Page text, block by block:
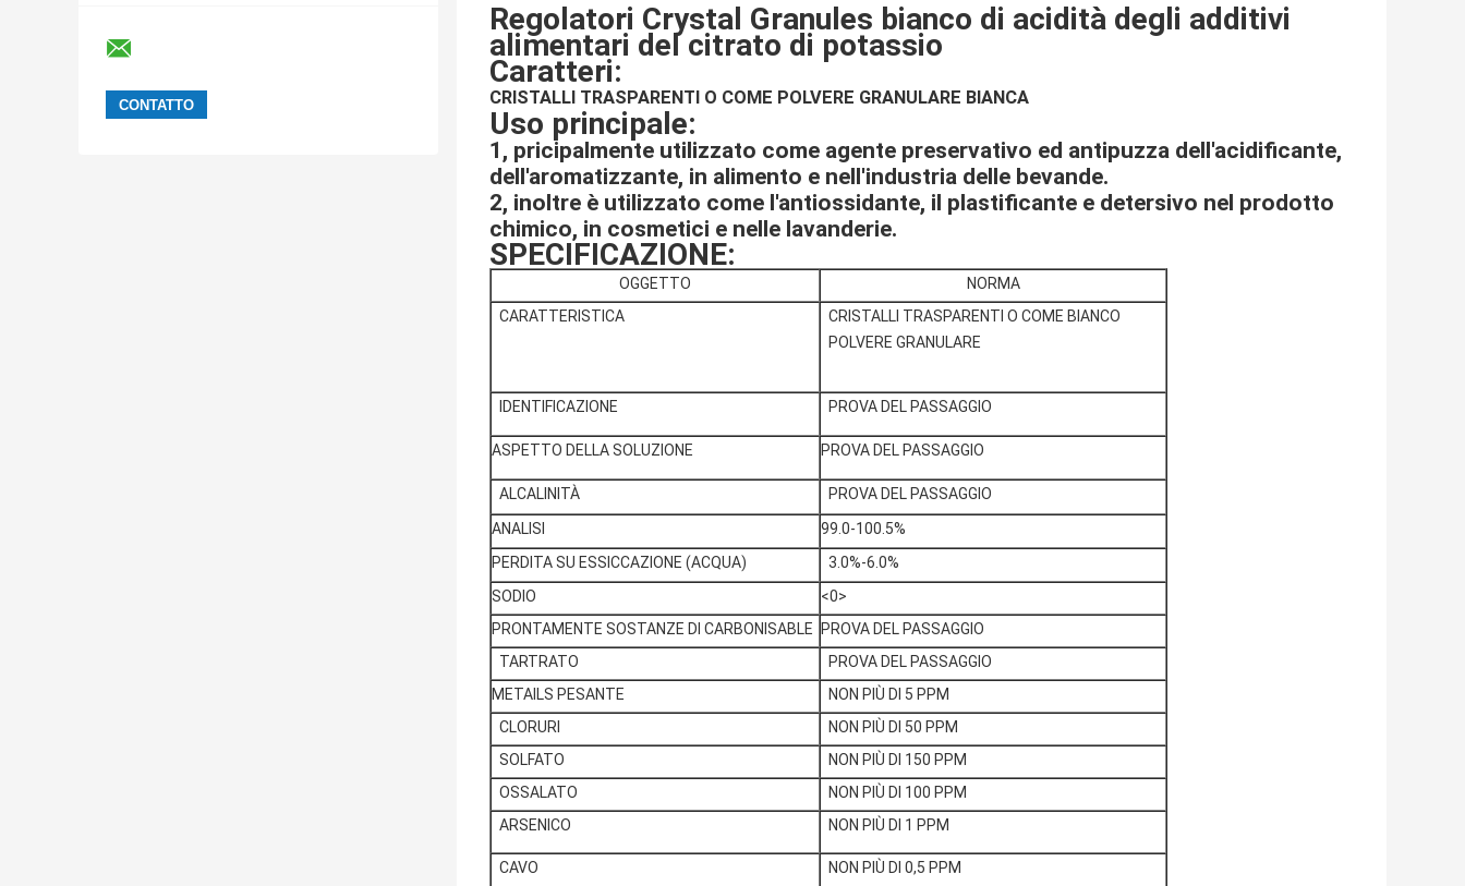
Regolatori Crystal Granules bianco di acidità degli additivi
alimentari del citrato di potassio
Caratteri:
CRISTALLI TRASPARENTI O COME POLVERE GRANULARE BIANCA
Uso principale:
1, pricipalmente utilizzato come agente preservativo ed antipuzza dell'acidificante,
dell'aromatizzante, in alimento e nell'industria delle bevande.
2, inoltre è utilizzato come l'antiossidante, il plastificante e detersivo nel prodotto
chimico, in cosmetici e nelle lavanderie.
SPECIFICAZIONE:
OGGETTO
NORMA
CARATTERISTICA
CRISTALLI TRASPARENTI O COME BIANCO
POLVERE GRANULARE
IDENTIFICAZIONE PROVA DEL PASSAGGIO
ASPETTO DELLA SOLUZIONE PROVA DEL PASSAGGIO
ALCALINITÀ
PROVA DEL PASSAGGIO
ANALISI
99.0-100.5%
PERDITA SU ESSICCAZIONE (ACQUA)
3.0%-6.0%
SODIO
<0>
PRONTAMENTE SOSTANZE DI CARBONISABLE
PROVA DEL PASSAGGIO
TARTRATO
PROVA DEL PASSAGGIO
METAILS PESANTE
NON PIÙ DI 5 PPM
CLORURI
NON PIÙ DI 50 PPM
SOLFATO
NON PIÙ DI 150 PPM
OSSALATO
NON PIÙ DI 100 PPM
ARSENICO
NON PIÙ DI 1 PPM
CAVO NON PIÙ DI 0,5 PPM